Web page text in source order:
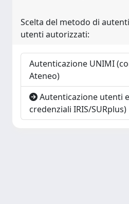
Scelta del metodo di
utenti autorizzati:
Autenticazione UNIMI
Ateneo)
Autenticazione utenti
credenziali IRIS/SURplus)